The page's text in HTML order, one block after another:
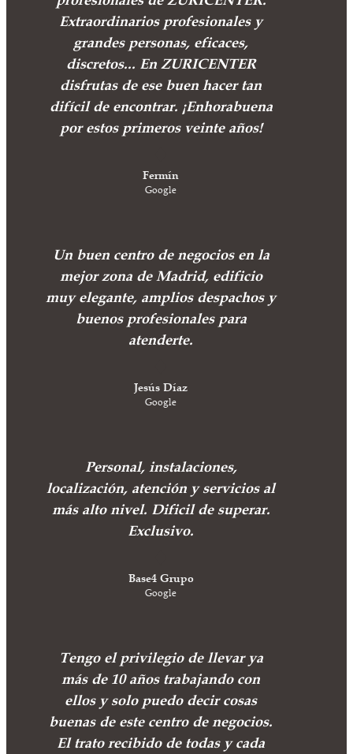
Extraordinarios profesionales y
grandes personas, eficaces,
discretos... En ZURICENTER
disfrutas de ese buen hacer tan
difícil de encontrar. ¡Enhorabuena
por estos primeros veinte años!
Fermín
Google
Un buen centro de negocios en la
mejor zona de Madrid, edificio
muy elegante, amplios despachos y
buenos profesionales para
atenderte.
Jesús Díaz
Google
Personal, instalaciones,
localización, atención y servicios al
más alto nivel. Dificil de superar.
Exclusivo.
Base4 Grupo
Google
Tengo el privilegio de llevar ya
más de 10 años trabajando con
ellos y solo puedo decir cosas
buenas de este centro de negocios.
El trato recibido de todas y cada